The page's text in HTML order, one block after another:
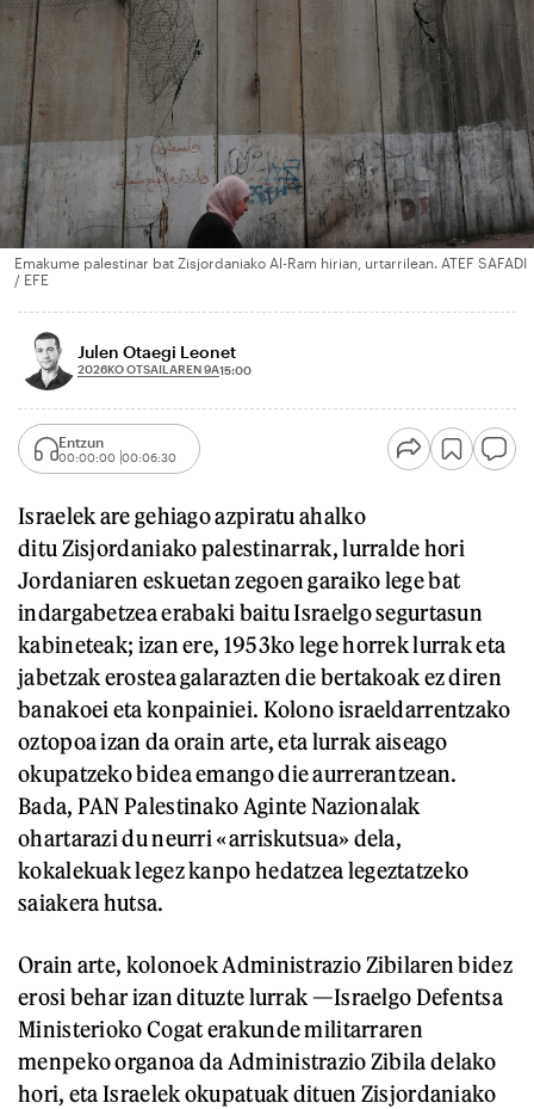
Emakume palestinar bat Zisjordaniako Al-Ram hirian, urtarrilean. ATEF SAFADI
/ EFE
Julen Otaegi Leonet
2026KO OTSAILAREN 9A15:00
Entzun
00:00:00 00:06:30
Israelek are gehiago azpiratu ahalko
ditu Zisjordaniako palestinarrak, lurralde hori
Jordaniaren eskuetan zegoen garaiko lege bat
indargabetzea erabaki baitu Israelgo segurtasun
kabineteak; izan ere, 1953ko lege horrek lurrak eta
jabetzak erostea galarazten die bertakoak ez diren
banakoei eta konpainiei. Kolono israeldarrentzako
oztopoa izan da orain arte, eta lurrak aiseago
okupatzeko bidea emango die aurrerantzean.
Bada, PAN Palestinako Aginte Nazionalak
ohartarazi du neurri «arriskutsua» dela,
kokalekuak legez kanpo hedatzea legeztatzeko
saiakera hutsa.
Orain arte, kolonoek Administrazio Zibilaren bidez
erosi behar izan dituzte lurrak —Israelgo Defentsa
Ministerioko Cogat erakunde militarraren
menpeko organoa da Administrazio Zibila delako
hori, eta Israelek okupatuak dituen Zisjordaniako